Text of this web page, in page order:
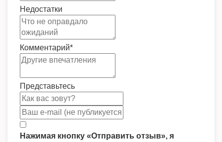
Недостатки
Комментарий*
Представьтесь
Нажимая кнопку «Отправить отзыв», я